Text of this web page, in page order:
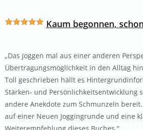
Kaum begonnen,
„Das Joggen mal aus einer anderen
Übertragungsmöglichkeit in den Alltag
Toll geschrieben hällt es
Stärken- und Persönlichkeitsentwicklung
andere Anekdote zum Schmunzeln
auf einer Neuen Joggingrunde und eine
Weiterempfehlung dieses Buches.“